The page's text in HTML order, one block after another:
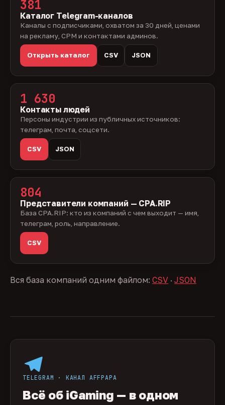
381
Каталог Telegram-каналов
Каналы с подписчиками, охватом за 30 дней, ценами
на рекламу, CPM и контактами админов.
Открыть каталог CSV JSON
1 630
Контакты людей
Персоны индустрии из публичных источников:
телеграм, почта, соцсети.
CSV JSON
804
Представители компаний — CPA.RIP
База CPA.RIP: кто из компаний с чем выходит — имя,
телеграм, роль, направление.
CSV
Вся база компаний одним файлом: CSV · JSON
TELEGRAM · КАНАЛ AFFPAPA
Всё об iGaming — в одном